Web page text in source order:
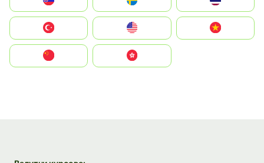
United States
中國香港特別行政區